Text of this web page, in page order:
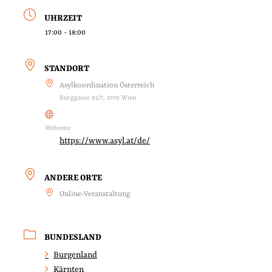
UHRZEIT
17:00 - 18:00
STANDORT
Asylkoordination Österreich
Burggasse 81/7, 1070 Wien
Webseite
https://www.asyl.at/de/
ANDERE ORTE
Online-Veranstaltung
BUNDESLAND
Burgenland
Kärnten